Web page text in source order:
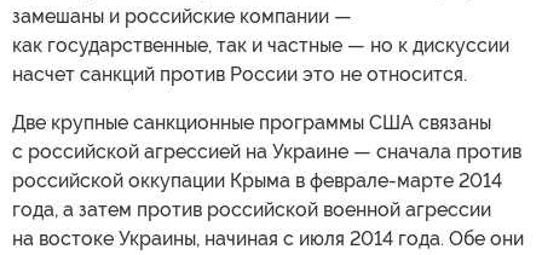
замешаны и российские компании —
как государственные, так и частные — но к дискуссии
насчет санкций против России это не относится.
Две крупные санкционные программы США связаны
с российской агрессией на Украине — сначала против
российской оккупации Крыма в феврале-марте 2014
года, а затем против российской военной агрессии
на востоке Украины, начиная с июля 2014 года. Обе они